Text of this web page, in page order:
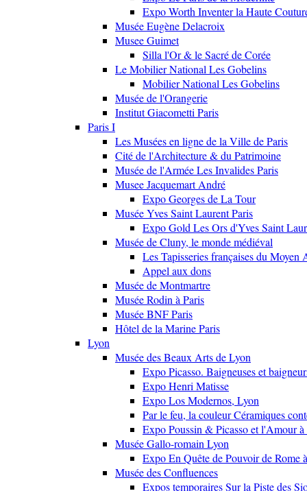
Expo Worth Inventer la Haute
Musée Eugène Delacroix
Musee Guimet
Silla l'Or & le Sacré de Corée
Le Mobilier National Les Gobelins
Mobilier National Les Gobelins
Musée de l'Orangerie
Institut Giacometti Paris
Paris I
Les Musées en ligne de la Ville de Paris
Cité de l'Architecture & du Patrimoine
Musée de l'Armée Les Invalides Paris
Musee Jacquemart André
Expo Georges de La Tour
Musée Yves Saint Laurent Paris
Expo Gold Les Ors d'Yves Saint
Musée de Cluny, le monde médiéval
Les Tapisseries françaises du Moyen
Appel aux dons
Musée de Montmartre
Musée Rodin à Paris
Musée BNF Paris
Hôtel de la Marine Paris
Lyon
Musée des Beaux Arts de Lyon
Expo Picasso. Baigneuses et
Expo Henri Matisse
Expo Los Modernos, Lyon
Par le feu, la couleur Céramiques
Expo Poussin & Picasso et l'Amour
Musée Gallo-romain Lyon
Expo En Quête de Pouvoir de Rome
Musée des Confluences
Expos temporaires Sur la Piste des